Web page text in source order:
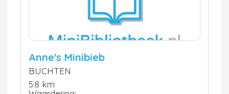
Anne's Minibieb
BUCHTEN
5.8 km